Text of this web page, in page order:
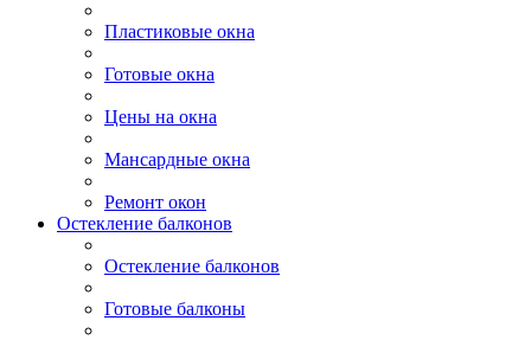
Пластиковые окна
Готовые окна
Цены на окна
Мансардные окна
Ремонт окон
Остекление балконов
Остекление балконов
Готовые балконы